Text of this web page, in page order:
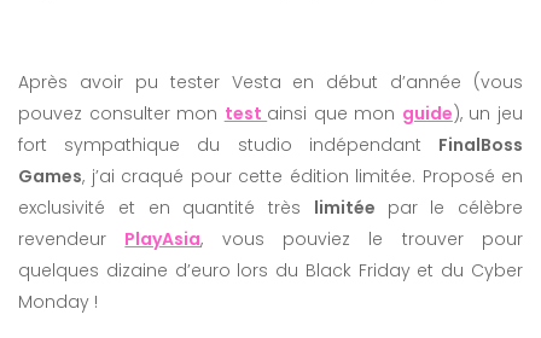
Après avoir pu tester Vesta en début d’année (vous
pouvez consulter mon test ainsi que mon guide), un jeu
fort sympathique du studio indépendant FinalBoss
Games, j’ai craqué pour cette édition limitée. Proposé en
exclusivité et en quantité très limitée par le célèbre
revendeur PlayAsia, vous pouviez le trouver pour
quelques dizaine d’euro lors du Black Friday et du Cyber
Monday !